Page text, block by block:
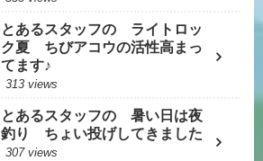
とあるスタッフの ライトロッ
ク夏 ちびアコウの活性高まっ
てます♪
313 views
とあるスタッフの 暑い日は夜
釣り ちょい投げしてきました
307 views